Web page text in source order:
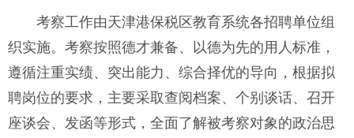
考察工作由天津港保税区教育系统各招聘单位组
织实施。考察按照德才兼备、以德为先的用人标准，
遵循注重实绩、突出能力、综合择优的导向，根据拟
聘岗位的要求，主要采取查阅档案、个别谈话、召开
座谈会、发函等形式，全面了解被考察对象的政治思